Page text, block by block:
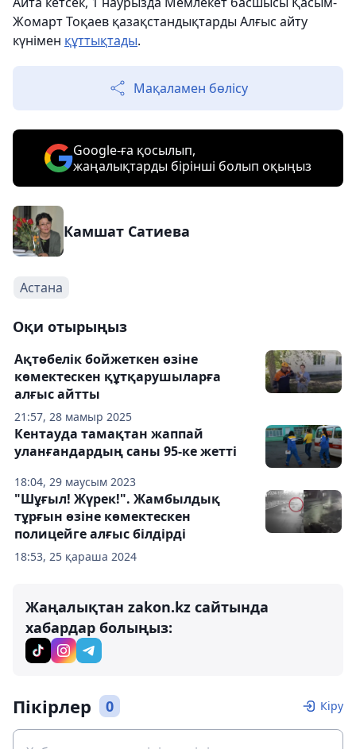
Жомарт Тоқаев қазақстандықтарды Алғыс айту
күнімен құттықтады.
Мақаламен бөлісу
Google-ға қосылып,
жаңалықтарды бірінші болып оқыңыз
Камшат Сатиева
Астана
Оқи отырыңыз
21:57, 28 мамыр 2025
Ақтөбелік бойжеткен өзіне
көмектескен құтқарушыларға
алғыс айтты
18:04, 29 маусым 2023
Кентауда тамақтан жаппай
уланғандардың саны 95-ке жетті
18:53, 25 қараша 2024
"Шұғыл! Жүрек!". Жамбылдық
тұрғын өзіне көмектескен
полицейге алғыс білдірді
Жаңалықтан zakon.kz сайтында
хабардар болыңыз:
Пікірлер 0 Кіру